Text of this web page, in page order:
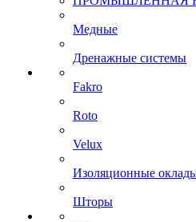
Медные
Дренажные системы
Fakro
Roto
Velux
Изоляционные
Шторы